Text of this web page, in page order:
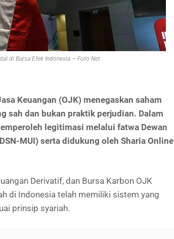
di Bursa Efek Indonesia – Foto Net
Keuangan (OJK) menegaskan saham
sah dan bukan praktik perjudian. Dalam
legitimasi melalui fatwa Dewan
MUI) serta didukung oleh Sharia Online
Derivatif, dan Bursa Karbon OJK
di Indonesia telah memiliki sistem yang
prinsip syariah.